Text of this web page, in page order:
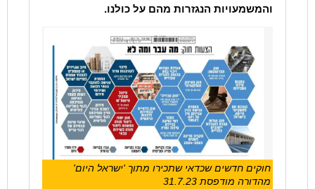
והמשמעויות הנגזרות מהם על כולנו.
חוקים חדשים שכדאי שתכירו מתוך 'ישראל היום'
מהדורה מודפסת 31.7.23